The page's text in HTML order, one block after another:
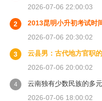
2026-07-06 22:00:03
2
2013昆明小升初考试时
2026-07-06 20:30:02
3
云县男：古代地方官职
2026-07-06 20:00:02
4
云南独有少数民族的多
2026-07-06 18:00:02